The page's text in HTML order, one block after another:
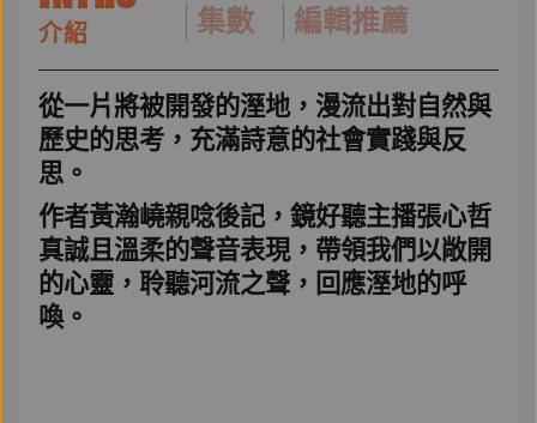
介紹 集數 編輯推薦
從一片將被開發的溼地，漫流出對自然與
歷史的思考，充滿詩意的社會實踐與反
思。
作者黃瀚嶢親唸後記，鏡好聽主播張心哲
真誠且溫柔的聲音表現，帶領我們以敞開
的心靈，聆聽河流之聲，回應溼地的呼
喚。